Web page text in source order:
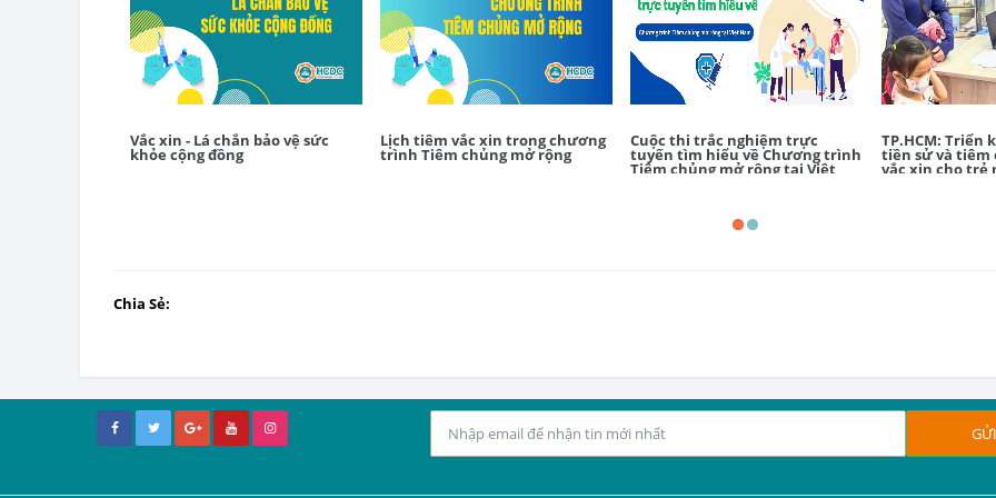
Vắc xin - Lá chắn bảo vệ sức
khỏe cộng đồng
Lịch tiêm vắc xin trong chương
trình Tiêm chủng mở rộng
Cuộc thi trắc nghiệm trực
tuyến tìm hiểu về Chương trình
Tiêm chủng mở rộng tại Việt
TP.HCM: Triển
tiền sử và tiêm
vắc xin cho trẻ
Chia Sẻ: